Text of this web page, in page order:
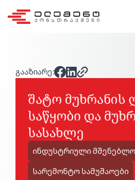
გააზიარე:
შატო მუხრანის
საწყობი და
სასახლე
ინდუსტრიული
სარემონტო სამუშაოები